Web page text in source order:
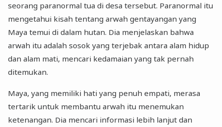
seorang paranormal tua di desa tersebut. Paranormal itu
mengetahui kisah tentang arwah gentayangan yang
Maya temui di dalam hutan. Dia menjelaskan bahwa
arwah itu adalah sosok yang terjebak antara alam hidup
dan alam mati, mencari kedamaian yang tak pernah
ditemukan.
Maya, yang memiliki hati yang penuh empati, merasa
tertarik untuk membantu arwah itu menemukan
ketenangan. Dia mencari informasi lebih lanjut dan